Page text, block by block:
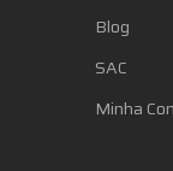
Blog
SAC
Minha